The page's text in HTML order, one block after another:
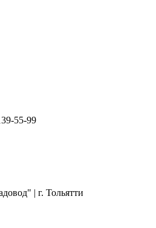
99
| г. Тольятти